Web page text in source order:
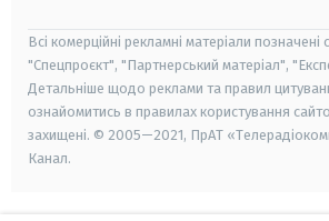
Всі комерційні рекламні матеріали позначені
"Спецпроєкт", "Партнерський матеріал",
Детальніше щодо реклами та правил
ознайомитись в правилах користування
захищені. © 2005—2021, ПрАТ
Канал.